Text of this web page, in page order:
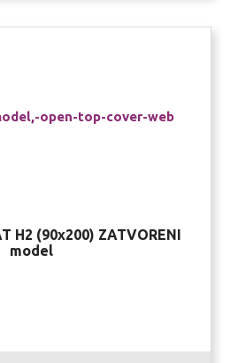
H2 (90x200) ZATVORENI
model